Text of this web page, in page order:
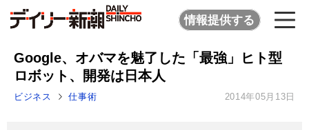
情報提供する
Google、オバマを魅了した「最強」ヒト型
ロボット、開発は日本人
ビジネス 仕事術 2014年05月13日